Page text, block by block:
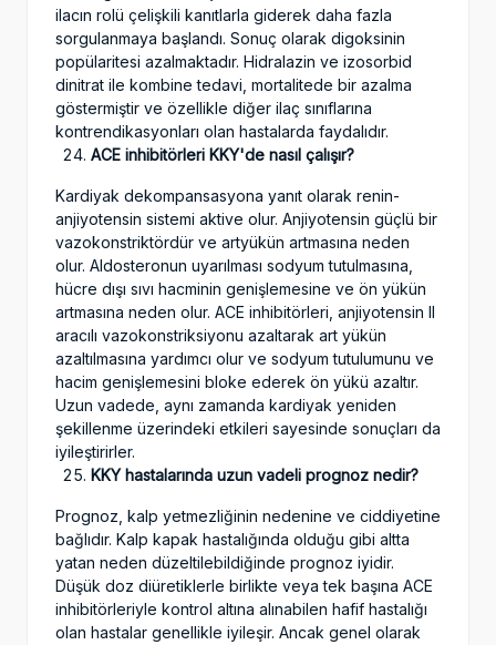
ilacın rolü çelişkili kanıtlarla giderek daha fazla
sorgulanmaya başlandı. Sonuç olarak digoksinin
popülaritesi azalmaktadır. Hidralazin ve izosorbid
dinitrat ile kombine tedavi, mortalitede bir azalma
göstermiştir ve özellikle diğer ilaç sınıflarına
kontrendikasyonları olan hastalarda faydalıdır.
ACE inhibitörleri KKY'de nasıl çalışır?
Kardiyak dekompansasyona yanıt olarak renin-
anjiyotensin sistemi aktive olur. Anjiyotensin güçlü bir
vazokonstriktördür ve artyükün artmasına neden
olur. Aldosteronun uyarılması sodyum tutulmasına,
hücre dışı sıvı hacminin genişlemesine ve ön yükün
artmasına neden olur. ACE inhibitörleri, anjiyotensin II
aracılı vazokonstriksiyonu azaltarak art yükün
azaltılmasına yardımcı olur ve sodyum tutulumunu ve
hacim genişlemesini bloke ederek ön yükü azaltır.
Uzun vadede, aynı zamanda kardiyak yeniden
şekillenme üzerindeki etkileri sayesinde sonuçları da
iyileştirirler.
KKY hastalarında uzun vadeli prognoz nedir?
Prognoz, kalp yetmezliğinin nedenine ve ciddiyetine
bağlıdır. Kalp kapak hastalığında olduğu gibi altta
yatan neden düzeltilebildiğinde prognoz iyidir.
Düşük doz diüretiklerle birlikte veya tek başına ACE
inhibitörleriyle kontrol altına alınabilen hafif hastalığı
olan hastalar genellikle iyileşir. Ancak genel olarak